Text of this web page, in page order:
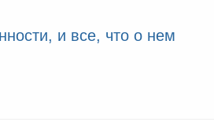
и все, что о нем